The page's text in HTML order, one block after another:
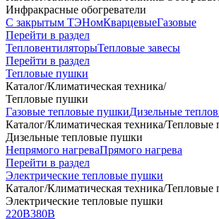
Инфракрасные обогреватели
С закрытым ТЭНомКварцевыеГазовые
Перейти в раздел
ТепловентиляторыТепловые завесы
Перейти в раздел
Тепловые пушки
Каталог/Климатическая техника/
Тепловые пушки
Газовые тепловые пушкиДизельные
Каталог/Климатическая техника/Тепловые
Дизельные тепловые пушки
Непрямого нагреваПрямого нагрева
Перейти в раздел
Электрические тепловые пушки
Каталог/Климатическая техника/Тепловые
Электрические тепловые пушки
220В380В